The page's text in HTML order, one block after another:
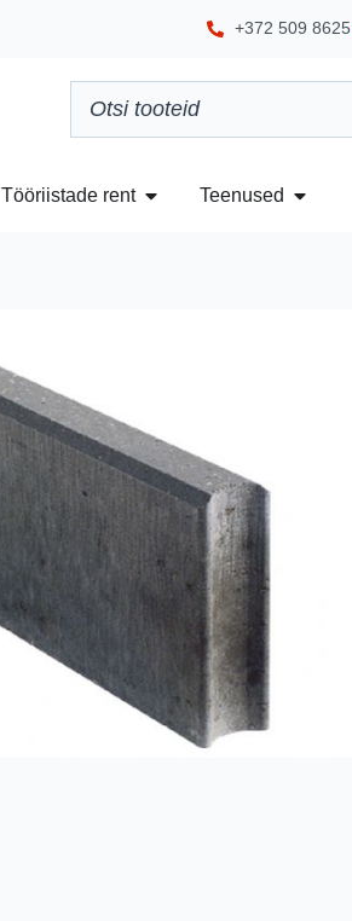
+372 509 8625
Tööriistade rent Teenused